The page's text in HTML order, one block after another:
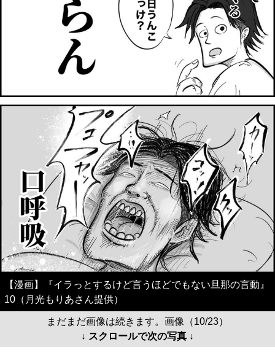
【漫画】『イラっとするけど言うほどでもない旦那の言動』
10（月光もりあさん提供）
まだまだ画像は続きます。画像（10/23）
↓ スクロールで次の写真 ↓